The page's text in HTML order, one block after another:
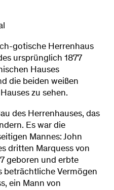
gotische Herrenhaus
ursprünglich 1877
Hauses
die beiden weißen
zu sehen.
des Herrenhauses, das
Es war die
Mannes: John
dritten Marquess von
geboren und erbte
beträchtliche Vermögen
ein Mann von